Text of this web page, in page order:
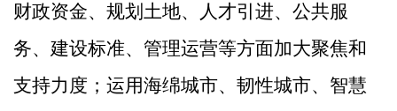
财政资金、规划土地、人才引进、公共服
务、建设标准、管理运营等方面加大聚焦和
支持力度；运用海绵城市、韧性城市、智慧